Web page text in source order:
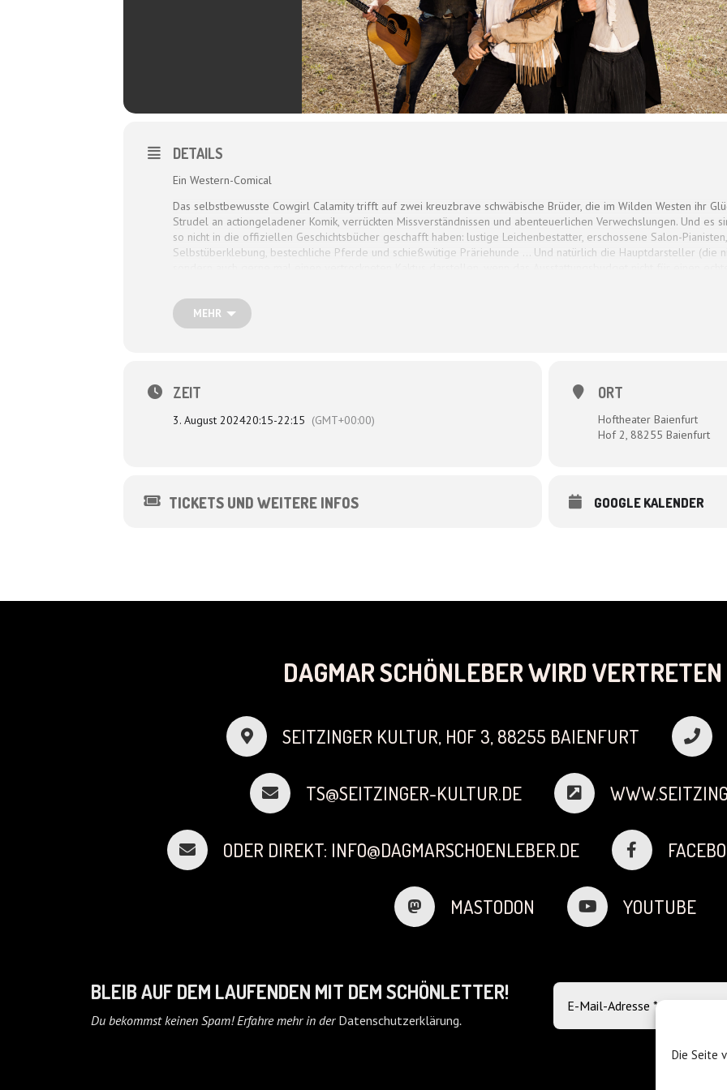
Die Seite
DETAILS
Ein Western-Comical
Das selbstbewusste Cowgirl Calamity trifft auf zwei kreuzbrave schwäbische Brüder, die im Wilden Westen ihr
Strudel an actiongeladener Komik, verrückten Missverständnissen und abenteuerlichen Verwechslungen. Und es
so nicht in die offiziellen Geschichtsbücher geschafft haben: lustige Leichenbestatter, erschossene Salon-
Selbstüberklebung, bestechliche Pferde und schießwütige Präriehunde … Und natürlich die Hauptdarsteller (die
MEHR
ZEIT
3. August 202420:15-22:15 (GMT+00:00)
ORT
Hoftheater Baienfurt
Hof 2, 88255 Baienfurt
TICKETS UND WEITERE INFOS GOOGLE KALENDER
DAGMAR SCHÖNLEBER WIRD
SEITZINGER KULTUR, HOF 3, 88255 BAIENFURT
TS@SEITZINGER-KULTUR.DE
ODER DIREKT: INFO@DAGMARSCHOENLEBER.DE
MASTODON YOUTUBE
BLEIB AUF DEM LAUFENDEN MIT DEM SCHÖNLETTER!
Du bekommst keinen Spam! Erfahre mehr in der Datenschutzerklärung.